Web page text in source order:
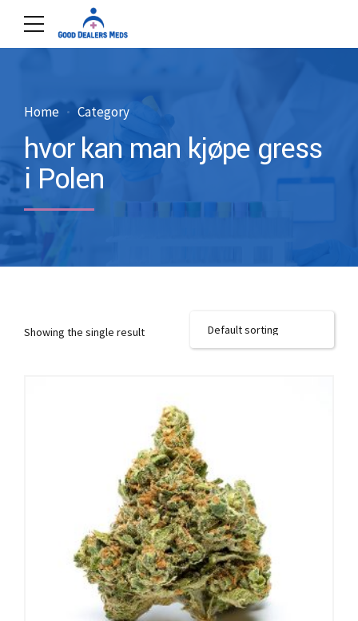
Home Category
hvor kan man kjøpe gress
i Polen
Showing the single result